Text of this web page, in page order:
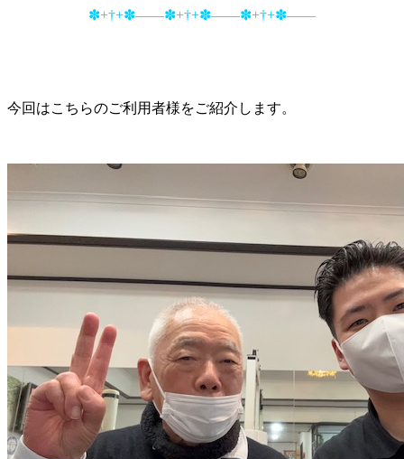
✽+†+✽――✽+†+✽――✽+†+✽――
今回はこちらのご利用者様をご紹介します。